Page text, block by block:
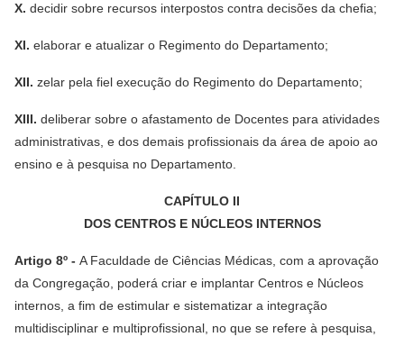
X. decidir sobre recursos interpostos contra decisões da chefia;
XI. elaborar e atualizar o Regimento do Departamento;
XII. zelar pela fiel execução do Regimento do Departamento;
XIII. deliberar sobre o afastamento de Docentes para atividades
administrativas, e dos demais profissionais da área de apoio ao
ensino e à pesquisa no Departamento.
CAPÍTULO II
DOS CENTROS E NÚCLEOS INTERNOS
Artigo 8º - A Faculdade de Ciências Médicas, com a aprovação
da Congregação, poderá criar e implantar Centros e Núcleos
internos, a fim de estimular e sistematizar a integração
multidisciplinar e multiprofissional, no que se refere à pesquisa,